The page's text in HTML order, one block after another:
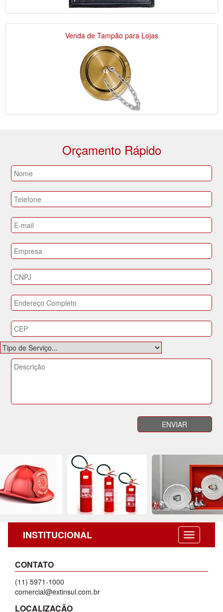
Venda de Tampão para Lojas
Orçamento Rápido
INSTITUCIONAL
CONTATO
(11) 5971-1000
comercial@extinsul.com.br
LOCALIZAÇÃO